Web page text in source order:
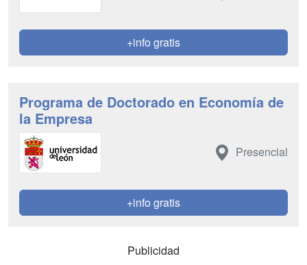
+info gratis
Programa de Doctorado en Economía de
la Empresa
Presencial
+info gratis
Publicidad